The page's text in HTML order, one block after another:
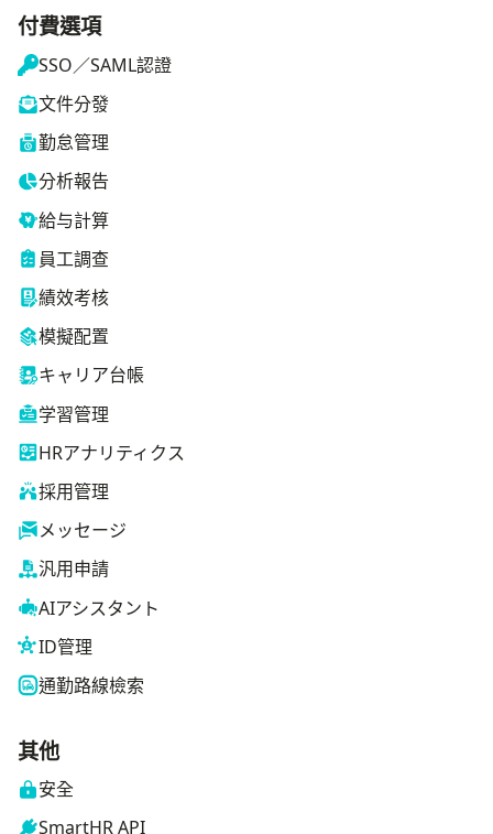
付費選項
SSO／SAML認證
文件分發
勤怠管理
分析報告
給与計算
員工調查
績效考核
模擬配置
キャリア台帳
学習管理
HRアナリティクス
採用管理
メッセージ
汎用申請
AIアシスタント
ID管理
通勤路線檢索
其他
安全
SmartHR API